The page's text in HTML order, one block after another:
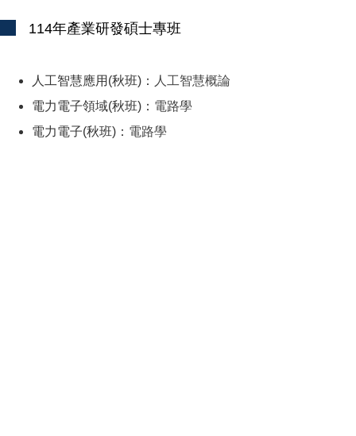
114年產業研發碩士專班
人工智慧應用(秋班)：
人工智慧概論
電力電子領域(秋班)： 電路學
電力電子(秋班)： 電路學